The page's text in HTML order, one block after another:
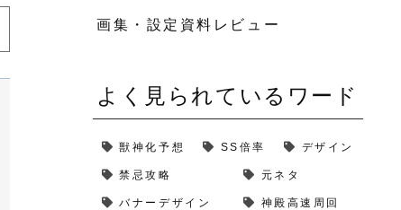
画集・設定資料レビュー
よく見られているワード
獣神化予想 SS倍率 デザイン
禁忌攻略 元ネタ
バナーデザイン 神殿高速周回